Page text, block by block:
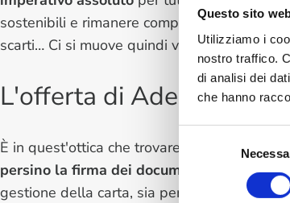
Questo sito
Utilizziamo i
nostro traffico.
di analisi dei
che hanno
del
consenso
sostenibili e rimanere competitive. I
scarti… Ci si muove quindi verso il futuro,
L'offerta di Adempia
È in quest'ottica che trovare dei servizi che
persino la firma dei documenti
è
gestione della carta, sia per muoverci